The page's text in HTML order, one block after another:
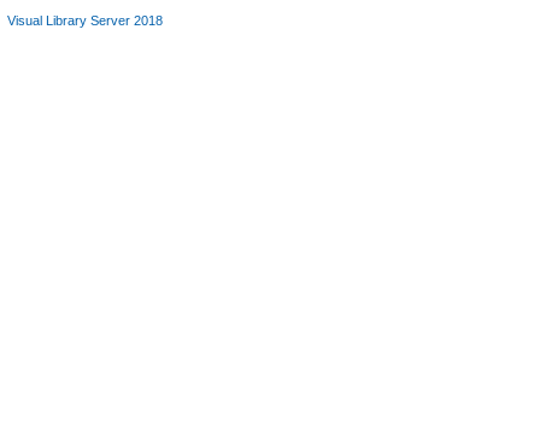
Visual Library Server 2018